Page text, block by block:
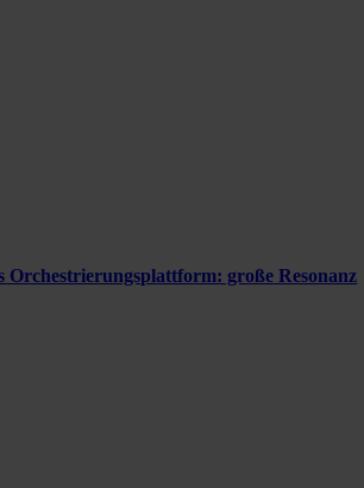
Orchestrierungsplattform: große Resonanz